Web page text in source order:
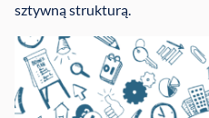
sztywną strukturą.